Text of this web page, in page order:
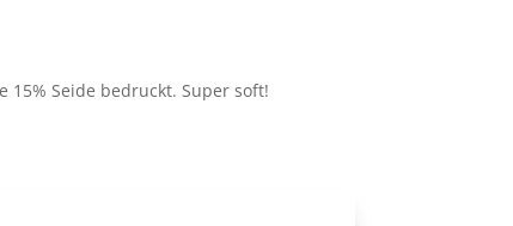
15% Seide bedruckt. Super soft!